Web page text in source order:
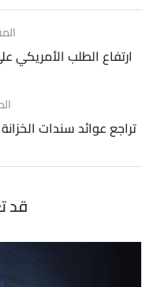
ارتفاع الطلب الأمريكي
قد